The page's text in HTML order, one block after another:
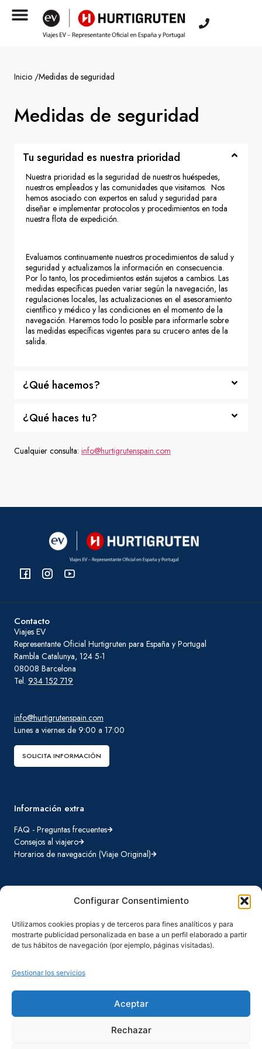
Configurar Consentimiento
Utilizamos cookies propias y de terceros para fines analíticos y para
mostrarte publicidad personalizada en base a un perfil elaborado a partir
de tus hábitos de navegación (por ejemplo, páginas visitadas).
Gestionar los servicios
Aceptar
Rechazar
Inicio /Medidas de seguridad
Medidas de seguridad
Tu seguridad es nuestra prioridad
Nuestra prioridad es la seguridad de nuestros huéspedes,
nuestros empleados y las comunidades que visitamos. Nos
hemos asociado con expertos en salud y seguridad para
diseñar e implementar protocolos y procedimientos en toda
nuestra flota de expedición.
Evaluamos continuamente nuestros procedimientos de salud y
seguridad y actualizamos la información en consecuencia.
Por lo tanto, los procedimientos están sujetos a cambios. Las
medidas específicas pueden variar según la navegación, las
regulaciones locales, las actualizaciones en el asesoramiento
científico y médico y las condiciones en el momento de la
navegación. Haremos todo lo posible para informarle sobre
las medidas específicas vigentes para su crucero antes de la
salida.
¿Qué hacemos?
¿Qué haces tu?
Cualquier consulta: info@hurtigrutenspain.com
Contacto
Viajes EV
Representante Oficial Hurtigruten para España y Portugal
Rambla Catalunya, 124 5-1
08008 Barcelona
Tel. 934 152 719
info@hurtigrutenspain.com
Lunes a viernes de 9:00 a 17:00
SOLICITA INFORMACIÓN
Información extra
FAQ - Preguntas frecuentes
Consejos al viajero
Horarios de navegación (Viaje Original)
Destinos Hurtigruten
Viajes Original
La famosa ruta que conecta comunidades locales desde 1893
Viajes Signature